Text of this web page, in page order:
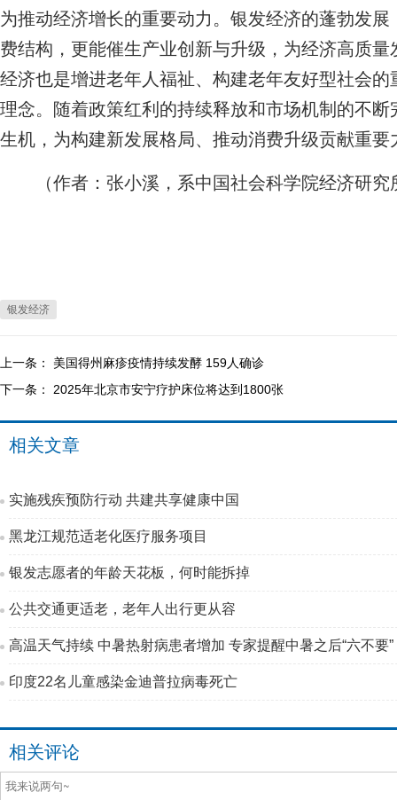
为推动经济增长的重要动力。银发经济的蓬勃发
费结构，更能催生产业创新与升级，为经济高质
经济也是增进老年人福祉、构建老年友好型社会
理念。随着政策红利的持续释放和市场机制的不
生机，为构建新发展格局、推动消费升级贡献重要
（作者：张小溪，系中国社会科学院经济研究
银发经济
上一条： 美国得州麻疹疫情持续发酵 159人确诊
下一条： 2025年北京市安宁疗护床位将达到1800张
相关文章
实施残疾预防行动 共建共享健康中国
黑龙江规范适老化医疗服务项目
银发志愿者的年龄天花板，何时能拆掉
公共交通更适老，老年人出行更从容
高温天气持续 中暑热射病患者增加 专家提醒中暑之后“六不要”
印度22名儿童感染金迪普拉病毒死亡
相关评论